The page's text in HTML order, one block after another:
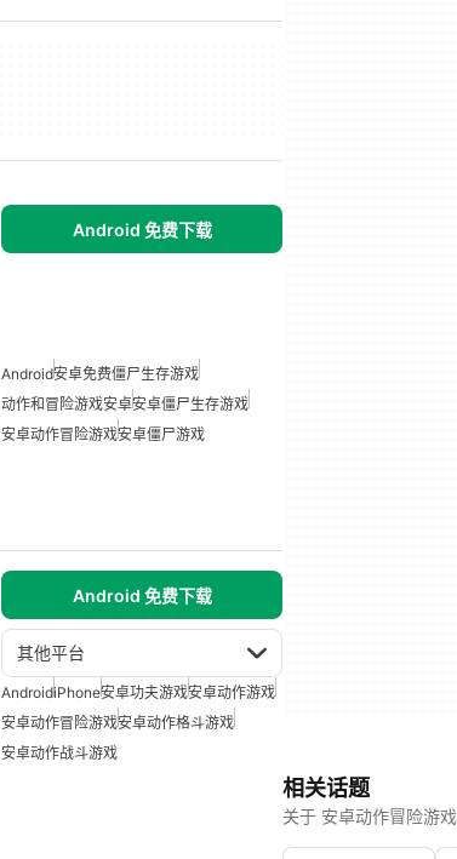
Android 免费下载
Android安卓免费僵尸生存游戏
动作和冒险游戏安卓安卓僵尸生存游戏
安卓动作冒险游戏安卓僵尸游戏
Android 免费下载
其他平台
AndroidiPhone安卓功夫游戏安卓动作游戏
安卓动作冒险游戏安卓动作格斗游戏
安卓动作战斗游戏
相关话题
关于 安卓动作冒险游戏